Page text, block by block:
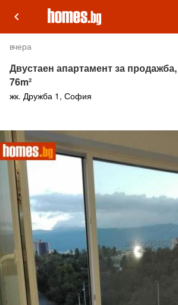
keyboard_arrow_left
вчера
Двустаен апартамент за продажба,
76m²
жк. Дружба 1, София